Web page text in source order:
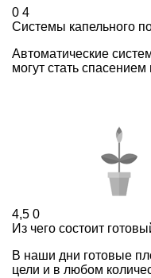
0 4
Системы капельного
Автоматические
могут стать
4,5 0
Из чего состоит
В наши дни готовые
цели и в любом